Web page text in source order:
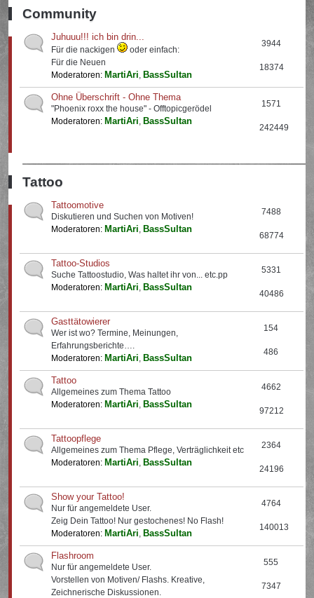
Community
Juhuuu!!! ich bin drin...
Für die nackigen
oder einfach:
Für die Neuen
Moderatoren: MartiAri, BassSultan
3944
18374
Ohne Überschrift - Ohne Thema
"Phoenix roxx the house" - Offtopicgerödel
Moderatoren: MartiAri, BassSultan
1571
242449
Tattoo
Tattoomotive
Diskutieren und Suchen von Motiven!
Moderatoren: MartiAri, BassSultan
7488
68774
Tattoo-Studios
Suche Tattoostudio, Was haltet ihr von... etc.pp
Moderatoren: MartiAri, BassSultan
5331
40486
Gasttätowierer
Wer ist wo? Termine, Meinungen,
Erfahrungsberichte….
Moderatoren: MartiAri, BassSultan
154
486
Tattoo
Allgemeines zum Thema Tattoo
Moderatoren: MartiAri, BassSultan
4662
97212
Tattoopflege
Allgemeines zum Thema Pflege, Verträglichkeit etc
Moderatoren: MartiAri, BassSultan
2364
24196
Show your Tattoo!
Nur für angemeldete User.
Zeig Dein Tattoo! Nur gestochenes! No Flash!
Moderatoren: MartiAri, BassSultan
4764
140013
Flashroom
Nur für angemeldete User.
Vorstellen von Motiven/ Flashs. Kreative,
Zeichnerische Diskussionen.
555
7347